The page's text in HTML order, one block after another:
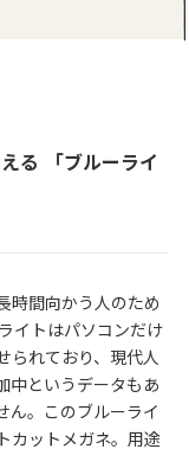
る 「ブルーライ
時間向かう人のため
イトはパソコンだけ
られており、現代人
中というデータもあ
ん。このブルーライ
カットメガネ。用途